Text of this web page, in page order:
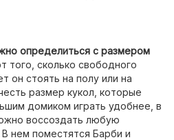
определиться с размером
того, сколько свободного
он стоять на полу или на
размер кукол, которые
домиком играть удобнее, в
воссоздать любую
нем поместятся Барби и